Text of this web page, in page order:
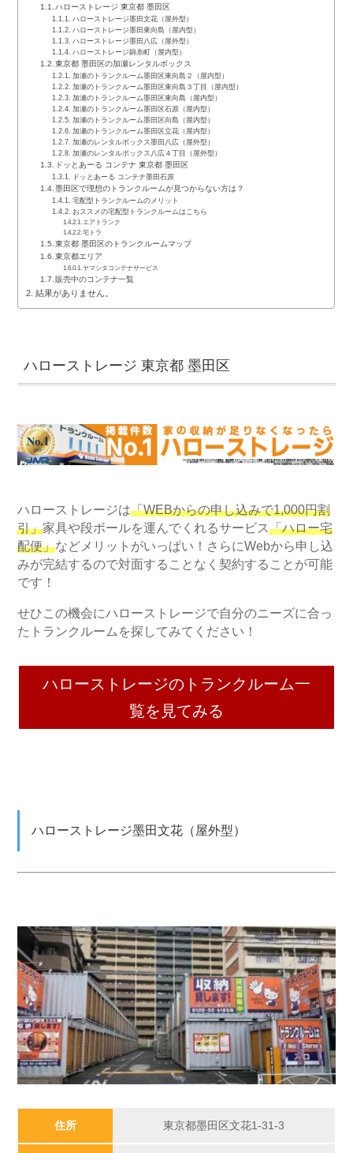
ハローストレージ 東京都 墨田区
ハローストレージ墨田文花（屋外型）
ハローストレージ墨田東向島（屋内型）
ハローストレージ墨田八広（屋外型）
ハローストレージ錦糸町（屋内型）
東京都 墨田区の加瀬レンタルボックス
加瀬のトランクルーム墨田区東向島２（屋内型）
加瀬のトランクルーム墨田区東向島３丁目（屋内型）
加瀬のトランクルーム墨田区東向島（屋内型）
加瀬のトランクルーム墨田区石原（屋内型）
加瀬のトランクルーム墨田区向島（屋内型）
加瀬のトランクルーム墨田区立花（屋内型）
加瀬のレンタルボックス墨田八広（屋外型）
加瀬のレンタルボックス八広４丁目（屋外型）
ドッとあーる コンテナ 東京都 墨田区
ドッとあーる コンテナ墨田石原
墨田区で理想のトランクルームが見つからない方は？
宅配型トランクルームのメリット
おススメの宅配型トランクルームはこちら
エアトランク
宅トラ
東京都 墨田区のトランクルームマップ
東京都エリア
ヤマシタコンテナサービス
販売中のコンテナ一覧
結果がありません。
ハローストレージ 東京都 墨田区
ハローストレージは「WEBからの申し込みで1,000円割
引」家具や段ボールを運んでくれるサービス「ハロー宅
配便」などメリットがいっぱい！さらにWebから申し込
みが完結するので対面することなく契約することが可能
です！
せひこの機会にハローストレージで自分のニーズに合っ
たトランクルームを探してみてください！
ハローストレージのトランクルーム一
覧を見てみる
ハローストレージ墨田文花（屋外型）
住所 東京都墨田区文花1-31-3